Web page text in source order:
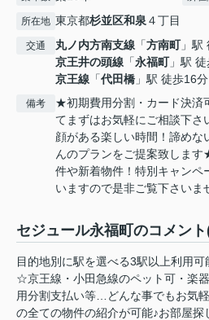
所在地 東京都杉並区和泉４丁目
交通 丸ノ内方南支線 「方南町」駅
京王井の頭線 「永福町」駅
京王線 「代田橋 」駅 徒歩16分
備考
★初期費用分割・カード決済
てまずはお気軽にご相談下
顔がある楽しい時間！諦めな
んのプランをご提案致しま
件や新着物件！特別キャンペ
いますので是非ご覧下さいま
セジュール永福町のコメン
目的地別に駅を選べる3駅以上利用可
☆京王線・小田急線のペット可・楽
用分割支払い等…どんな事でもお気
の全ての物件の紹介が可能♪お部屋